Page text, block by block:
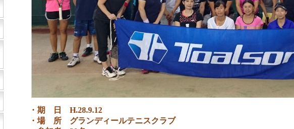
・期 日 H.28.9.12
・場 所 グランディールテニスクラブ